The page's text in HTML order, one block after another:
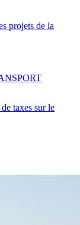
projets de la
taxes sur le